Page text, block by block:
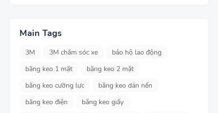
Main Tags
3M 3M chăm sóc xe
bảo hộ lao động
băng keo 1 mặt
băng keo 2 mặt
băng keo cường lực
băng keo dán nền
băng keo điện
băng keo giấy